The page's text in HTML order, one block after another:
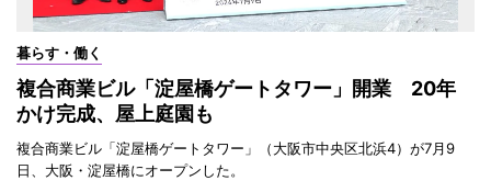
暮らす・働く
複合商業ビル「淀屋橋ゲートタワー」開業 20年
かけ完成、屋上庭園も
複合商業ビル「淀屋橋ゲートタワー」（大阪市中央区北浜4）が7月9
日、大阪・淀屋橋にオープンした。